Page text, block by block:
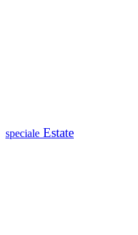
speciale Estate